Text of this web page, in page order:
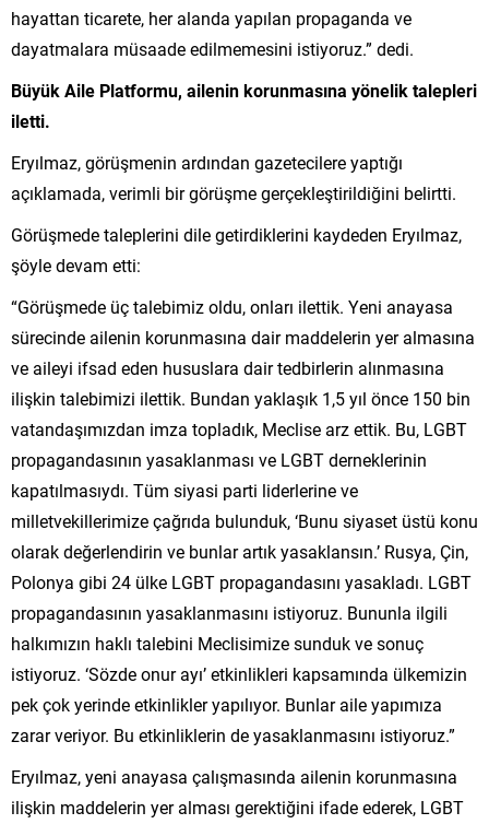
hayattan ticarete, her alanda yapılan propaganda ve
dayatmalara müsaade edilmemesini istiyoruz.” dedi.
Büyük Aile Platformu, ailenin korunmasına yönelik talepleri
iletti.
Eryılmaz, görüşmenin ardından gazetecilere yaptığı
açıklamada, verimli bir görüşme gerçekleştirildiğini belirtti.
Görüşmede taleplerini dile getirdiklerini kaydeden Eryılmaz,
şöyle devam etti:
“Görüşmede üç talebimiz oldu, onları ilettik. Yeni anayasa
sürecinde ailenin korunmasına dair maddelerin yer almasına
ve aileyi ifsad eden hususlara dair tedbirlerin alınmasına
ilişkin talebimizi ilettik. Bundan yaklaşık 1,5 yıl önce 150 bin
vatandaşımızdan imza topladık, Meclise arz ettik. Bu, LGBT
propagandasının yasaklanması ve LGBT derneklerinin
kapatılmasıydı. Tüm siyasi parti liderlerine ve
milletvekillerimize çağrıda bulunduk, ‘Bunu siyaset üstü konu
olarak değerlendirin ve bunlar artık yasaklansın.’ Rusya, Çin,
Polonya gibi 24 ülke LGBT propagandasını yasakladı. LGBT
propagandasının yasaklanmasını istiyoruz. Bununla ilgili
halkımızın haklı talebini Meclisimize sunduk ve sonuç
istiyoruz. ‘Sözde onur ayı’ etkinlikleri kapsamında ülkemizin
pek çok yerinde etkinlikler yapılıyor. Bunlar aile yapımıza
zarar veriyor. Bu etkinliklerin de yasaklanmasını istiyoruz.”
Eryılmaz, yeni anayasa çalışmasında ailenin korunmasına
ilişkin maddelerin yer alması gerektiğini ifade ederek, LGBT